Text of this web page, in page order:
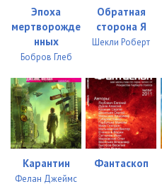
Эпоха
мертворожде
нных
Бобров Глеб
Обратная
сторона Я
Шекли Роберт
Карантин
Фелан Джеймс
Фантаскоп